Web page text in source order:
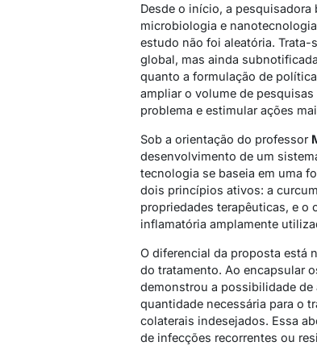
Desde o início, a
microbiologia e
estudo não foi aleatória. Trata-
global, mas ainda
quanto a formulação de
ampliar o volume de
problema e estimular ações
Sob a orientação do professor
desenvolvimento de um
tecnologia se baseia em uma
dois princípios ativos: a
propriedades terapêuticas, e o
inflamatória amplamente
O diferencial da proposta está
do tratamento. Ao encapsular
demonstrou a possibilidade de
quantidade necessária para o
colaterais indesejados. Essa
de infecções recorrentes ou